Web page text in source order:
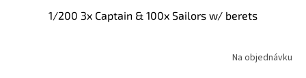
1/200 3x Captain & 100x Sailors w/ berets
Na objednávku